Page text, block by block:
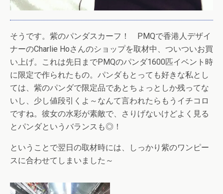
そうです。紫のパンダスカーフ！ PMQで香港人デザイ
ナーのCharlie Hoさんのショップを取材中、ついついお買
い上げ。これは先日までPMQのパンダ1600匹イベント時
に限定で作られたもの。パンダもとっても好きな私とし
ては、紫のパンダで限定品であとちょっとしか残ってな
いし、少し値段引くよ～なんて言われたらもうイチコロ
ですね。彼女の水彩が素敵で、さりげないけどよく見る
とパンダというバランスも◎！
ということで翌日の取材時には、しっかり紫のワンピー
スに合わせてしまいました～